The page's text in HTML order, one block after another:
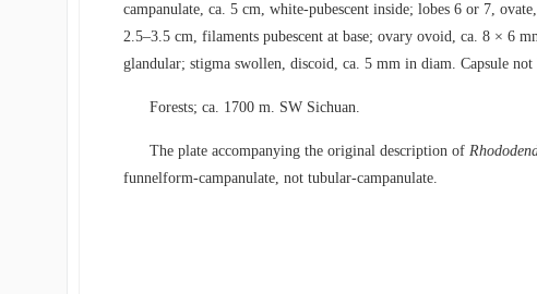
campanulate, ca. 5 cm, white-pubescent inside; lobes 6 or 7,
2.5–3.5 cm, filaments pubescent at base; ovary ovoid, ca. 8 × 6
glandular; stigma swollen, discoid, ca. 5 mm in diam. Capsule
Forests; ca. 1700 m. SW Sichuan.
The plate accompanying the original description of
funnelform-campanulate, not tubular-campanulate.